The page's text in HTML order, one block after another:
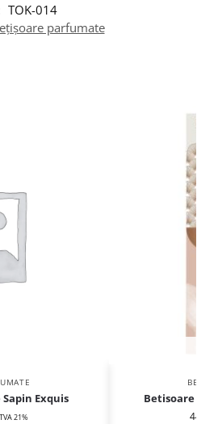
TOK-014
parfumate
Exquis
21%